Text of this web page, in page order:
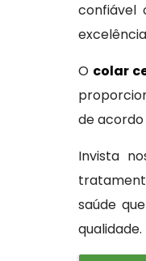
confiável
O colar
de
Invista
saúde
qualidade.